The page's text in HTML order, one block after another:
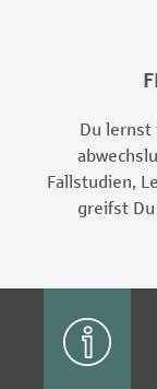
Du lernst
Fallstudien,
greifst